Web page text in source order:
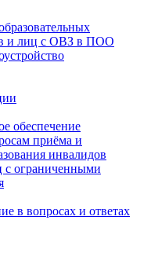
и лиц с ОВЗ в ПОО
обеспечение
приёма и
инвалидов
с ограниченными
в вопросах и ответах